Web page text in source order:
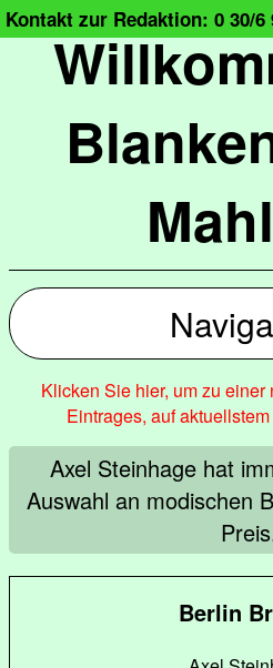
Kontakt zur Redaktion: 0 30/6
Klicken Sie hier, um zu
Eintrages, auf
Axel Steinhage hat
Auswahl an modischen
Berlin